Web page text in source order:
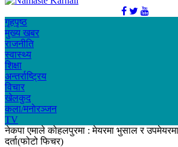
गृहपृष्ठ
मुख्य खबर
राजनीति
स्वास्थ्य
शिक्षा
अन्तर्राष्ट्रिय
विचार
खेलकुद
कला/मनाेरञ्जन
TV
नेकपा एमाले कोहलपुरमा : मेयरमा भुसाल र
दर्ता(फोटो फिचर)